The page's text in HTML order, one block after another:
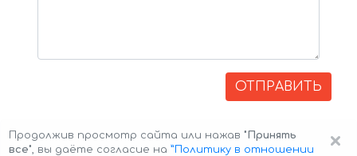
ОТПРАВИТЬ
×
Продолжив просмотр сайта или нажав "Принять
все", вы даёте согласие на ”Политику в отношении